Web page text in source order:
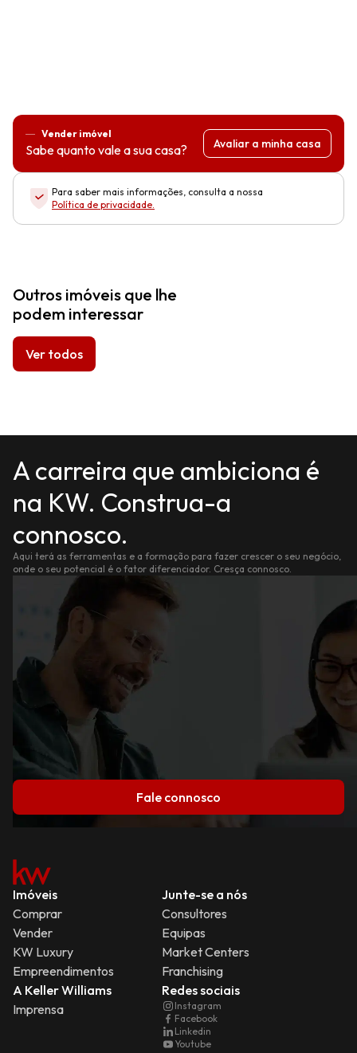
Vender imóvel
Sabe quanto vale a sua casa? Avaliar a minha casa
Para saber mais informações, consulta a nossa
Política de privacidade.
Outros imóveis que lhe
podem interessar
Ver todos
A carreira que ambiciona é
na KW. Construa-a
connosco.
Aqui terá as ferramentas e a formação para fazer crescer o seu negócio,
onde o seu potencial é o fator diferenciador. Cresça connosco.
Fale connosco
Imóveis
Comprar
Vender
KW Luxury
Empreendimentos
Junte-se a nós
Consultores
Equipas
Market Centers
Franchising
A Keller Williams
Imprensa
Redes sociais
Instagram
Facebook
Linkedin
Youtube